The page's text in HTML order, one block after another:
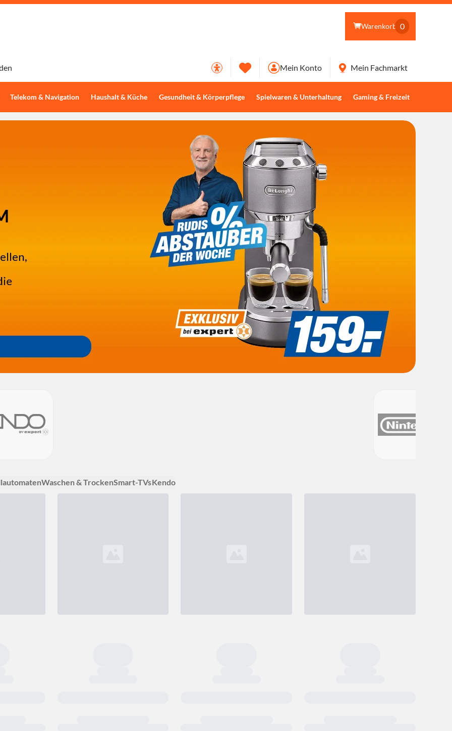
Warenkorb 0
Telekom & Navigation Haushalt & Küche Gesundheit & Körperpflege Spielwaren & Unterhaltung Gaming & Freizeit
Mein Konto Mein Fachmarkt
Waschen & TrockenSmart-TVsKendo